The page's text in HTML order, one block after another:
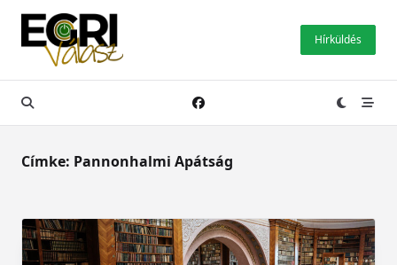
Skip
content
Hírküldés
Címke: Pannonhalmi Apátság